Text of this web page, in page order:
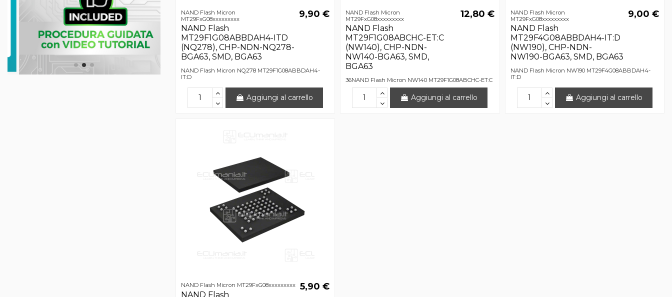
NAND Flash Micron
MT29FxG08xxxxxxxxx
NAND Flash
MT29F1G08ABBDAH4-ITD
(NQ278), CHP-NDN-NQ278-
BGA63, SMD, BGA63
9,90 €
NAND Flash Micron NQ278 MT29F1G08ABBDAH4-
IT:D
Aggiungi al carrello
NAND Flash Micron
MT29FxG08xxxxxxxxx
NAND Flash
MT29F1G08ABCHC-ET:C
(NW140), CHP-NDN-
NW140-BGA63, SMD,
BGA63
12,80 €
36NAND Flash Micron NW140 MT29F1G08ABCHC-ET:C
Aggiungi al carrello
NAND Flash Micron
MT29FxG08xxxxxxxxx
NAND Flash
MT29F4G08ABBDAH4-IT:D
(NW190), CHP-NDN-
NW190-BGA63, SMD, BGA63
9,00 €
NAND Flash Micron NW190 MT29F4G08ABBDAH4-
IT:D
Aggiungi al carrello
NAND Flash Micron MT29FxG08xxxxxxxxx
NAND Flash
5,90 €